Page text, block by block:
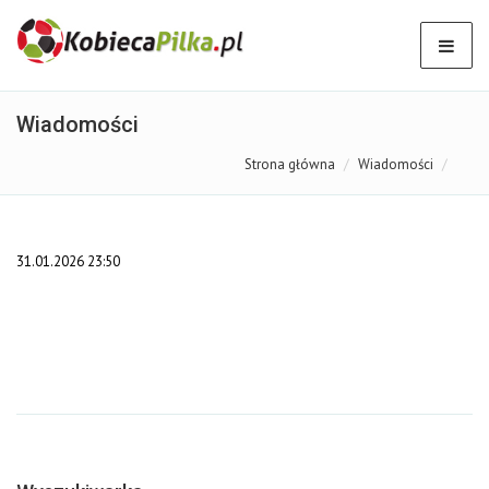
Wiadomości
Strona główna Wiadomości
31.01.2026 23:50